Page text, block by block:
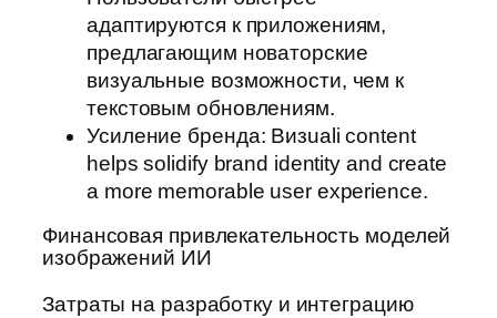
адаптируются к приложениям,
предлагающим новаторские
визуальные возможности, чем к
текстовым обновлениям.
Усиление бренда: Визuali content
helps solidify brand identity and create
a more memorable user experience.
Финансовая привлекательность моделей
изображений ИИ
Затраты на разработку и интеграцию